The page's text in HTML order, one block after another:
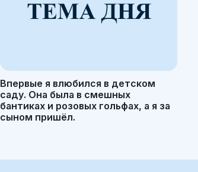
Впервые я влюбился в детском
саду. Она была в смешных
бантиках и розовых гольфах, а я за
сыном пришёл.